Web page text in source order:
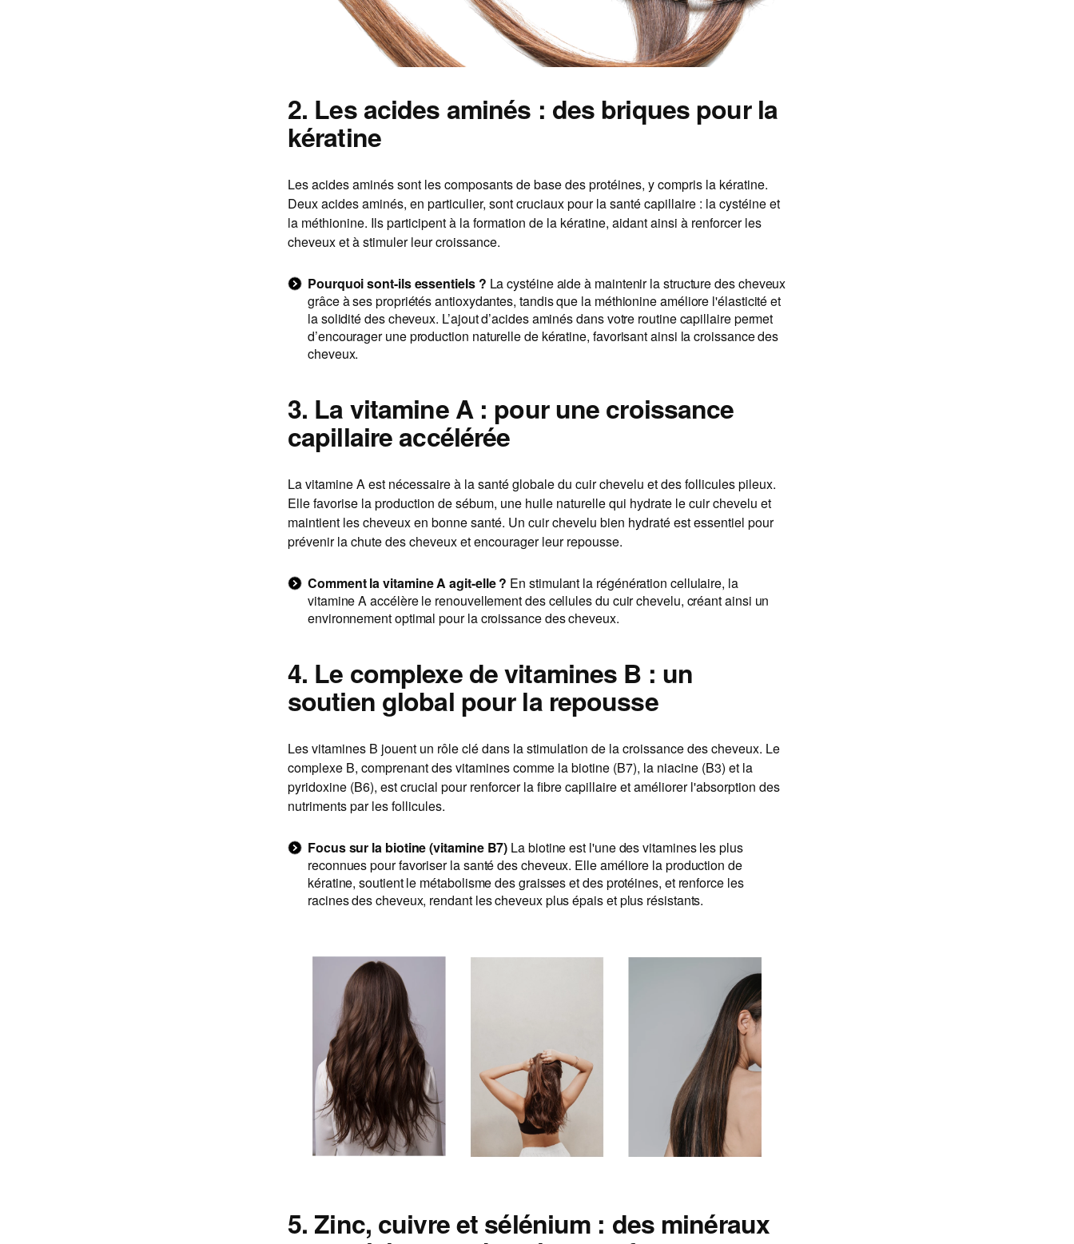
2. Les acides aminés : des briques pour la
kératine
Les acides aminés sont les composants de base des protéines, y compris la kératine.
Deux acides aminés, en particulier, sont cruciaux pour la santé capillaire : la cystéine et
la méthionine. Ils participent à la formation de la kératine, aidant ainsi à renforcer les
cheveux et à stimuler leur croissance.
Pourquoi sont-ils essentiels ? La cystéine aide à maintenir la structure des cheveux
grâce à ses propriétés antioxydantes, tandis que la méthionine améliore l'élasticité et
la solidité des cheveux. L’ajout d’acides aminés dans votre routine capillaire permet
d’encourager une production naturelle de kératine, favorisant ainsi la croissance des
cheveux.
3. La vitamine A : pour une croissance
capillaire accélérée
La vitamine A est nécessaire à la santé globale du cuir chevelu et des follicules pileux.
Elle favorise la production de sébum, une huile naturelle qui hydrate le cuir chevelu et
maintient les cheveux en bonne santé. Un cuir chevelu bien hydraté est essentiel pour
prévenir la chute des cheveux et encourager leur repousse.
Comment la vitamine A agit-elle ? En stimulant la régénération cellulaire, la
vitamine A accélère le renouvellement des cellules du cuir chevelu, créant ainsi un
environnement optimal pour la croissance des cheveux.
4. Le complexe de vitamines B : un
soutien global pour la repousse
Les vitamines B jouent un rôle clé dans la stimulation de la croissance des cheveux. Le
complexe B, comprenant des vitamines comme la biotine (B7), la niacine (B3) et la
pyridoxine (B6), est crucial pour renforcer la fibre capillaire et améliorer l'absorption des
nutriments par les follicules.
Focus sur la biotine (vitamine B7) La biotine est l'une des vitamines les plus
reconnues pour favoriser la santé des cheveux. Elle améliore la production de
kératine, soutient le métabolisme des graisses et des protéines, et renforce les
racines des cheveux, rendant les cheveux plus épais et plus résistants.
5. Zinc, cuivre et sélénium : des minéraux